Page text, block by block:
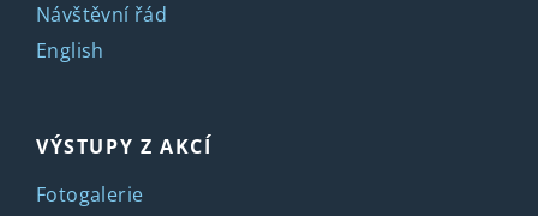
Návštěvní řád
English
VÝSTUPY Z AKCÍ
Fotogalerie